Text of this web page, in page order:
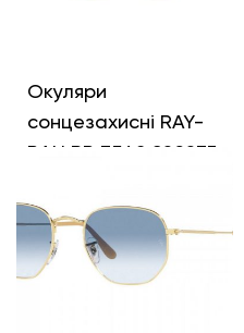
Окуляри
сонцезахисні RAY-
BAN RB 3548 92023F
8649,00